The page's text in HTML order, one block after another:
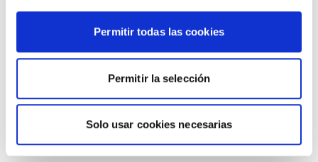
Permitir todas las cookies
Permitir la selección
Solo usar cookies necesarias